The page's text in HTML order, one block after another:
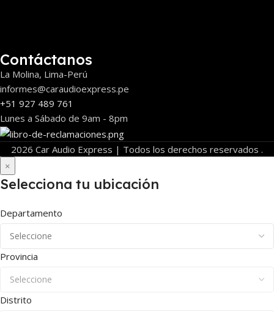
Contáctanos
La Molina, Lima-Perú
informes@caraudioexpress.pe
+51 927 489 761
Lunes a Sábado de 9am - 8pm
2026 Car Audio Express | Todos los derechos reservados .
×
Selecciona tu ubicación
Departamento
Provincia
Distrito